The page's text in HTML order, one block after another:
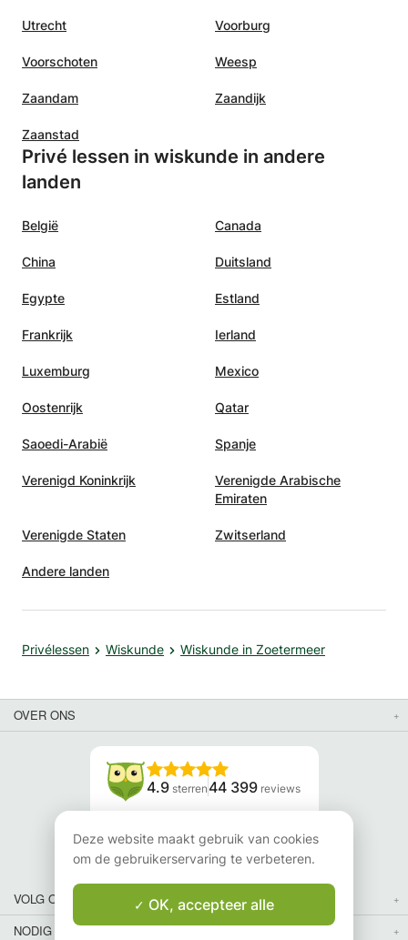
Utrecht Voorburg
Voorschoten Weesp
Zaandam Zaandijk
Zaanstad
Privé lessen in wiskunde in andere
landen
België Canada
China Duitsland
Egypte Estland
Frankrijk Ierland
Luxemburg Mexico
Oostenrijk Qatar
Saoedi-Arabië Spanje
Verenigd Koninkrijk
Verenigde Arabische
Emiraten
Verenigde Staten Zwitserland
Andere landen
Privélessen Wiskunde Wiskunde in Zoetermeer
OVER ONS
4.9 sterren 44 399 reviews
Lees onze reviews
VOLG ONS
NODIG JE VRIENDEN UIT
Deze website maakt gebruik van cookies
om de gebruikerservaring te verbeteren.
OK, accepteer alle